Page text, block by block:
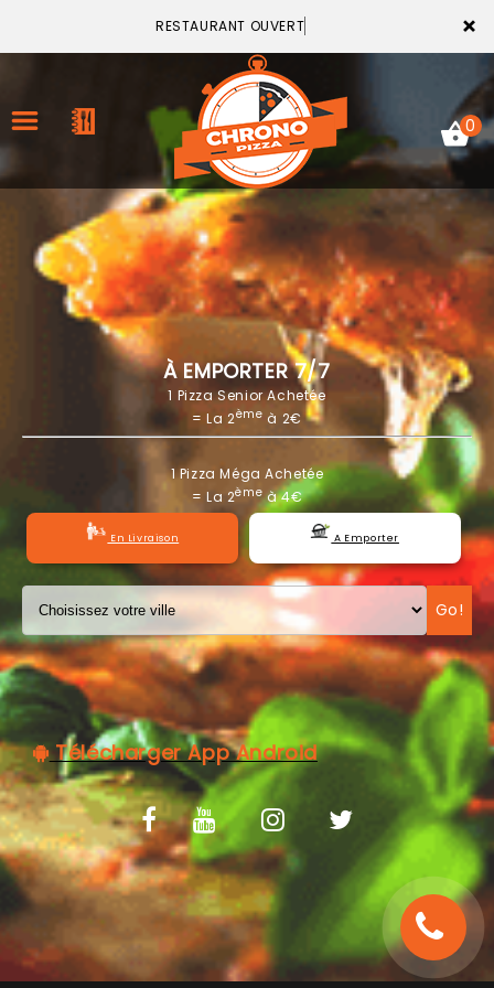
×
RESTAURANT OUVERT
ACCUEIL
LA CARTE
VOTRE COMPTE
NOTRE RESTAURANT
VOS AVIS
MENTIONS LÉGALES
0
À EMPORTER 7/7
1 Pizza Senior Achetée
= La 2ème à 2€
1 Pizza Méga Achetée
= La 2èmeà 4€
En Livraison A Emporter
Go!
Télécharger App Android